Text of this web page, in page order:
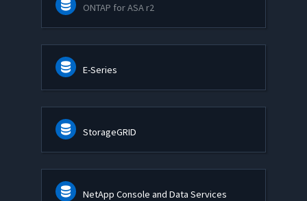
ONTAP for ASA r2
E-Series
StorageGRID
NetApp Console and Data Services